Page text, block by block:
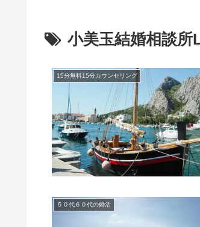
小美玉結婚相談
15分無料15分カウンセリング
５０代６０代の婚活